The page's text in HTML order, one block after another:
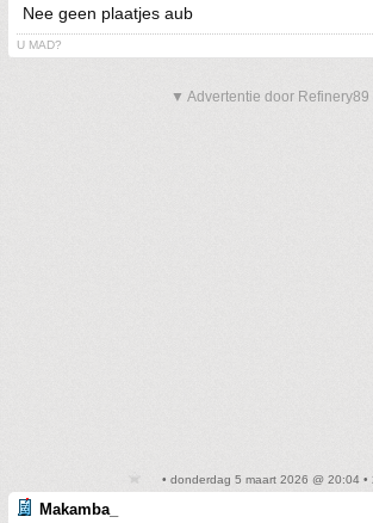
Nee geen plaatjes aub
U MAD?
▼ Advertentie door Refinery89
• donderdag 5 maart 2026 @ 20:04 •
Makamba_